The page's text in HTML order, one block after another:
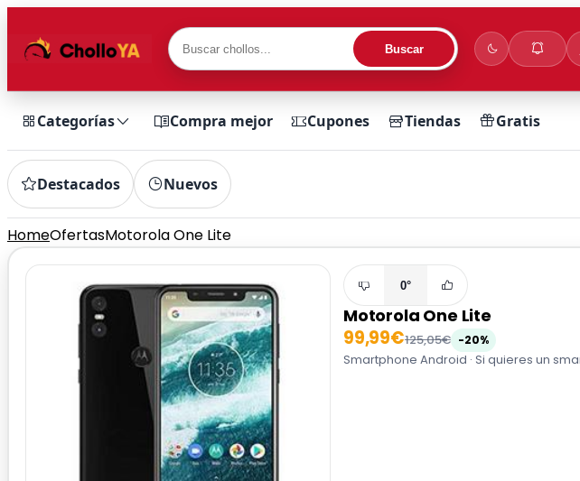
Buscar
Categorías Compra mejor Cupones Tiendas Gratis
Destacados Nuevos
HomeOfertasMotorola One Lite
0°
Motorola One Lite
99,99€125,05€ -20%
Smartphone Android · Si quieres un